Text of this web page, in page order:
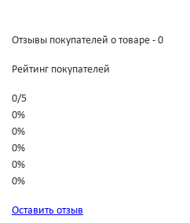
Отзывы покупателей о товаре - 0
Рейтинг покупателей
0/5
0%
0%
0%
0%
0%
Оставить отзыв